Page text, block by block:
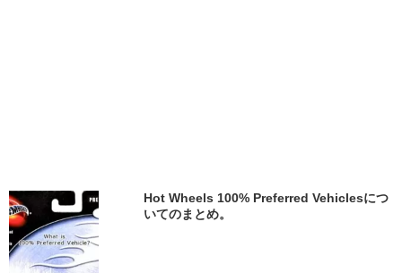
Hot Wheels 100% Preferred Vehiclesにつ
いてのまとめ。